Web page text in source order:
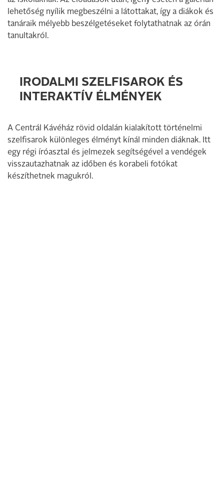
lehetőség nyílik megbeszélni a látottakat, így a diákok és
tanáraik mélyebb beszélgetéseket folytathatnak az órán
tanultakról.
IRODALMI SZELFISAROK ÉS
INTERAKTÍV ÉLMÉNYEK
A Centrál Kávéház rövid oldalán kialakított történelmi
szelfisarok különleges élményt kínál minden diáknak. Itt
egy régi íróasztal és jelmezek segítségével a vendégek
visszautazhatnak az időben és korabeli fotókat
készíthetnek magukról.